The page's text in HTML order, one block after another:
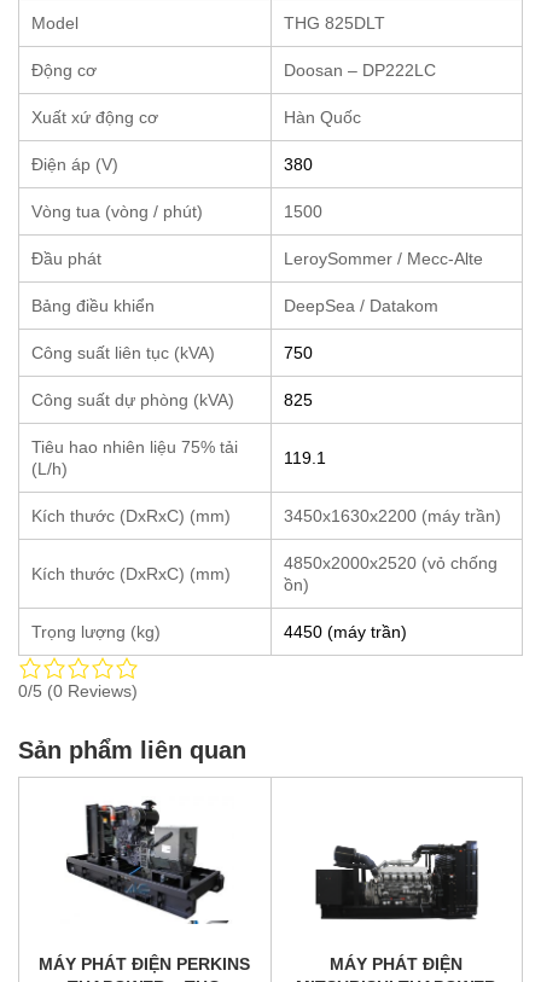
Model THG 825DLT
Động cơ Doosan – DP222LC
Xuất xứ động cơ Hàn Quốc
Điện áp (V) 380
Vòng tua (vòng / phút) 1500
Đầu phát LeroySommer / Mecc-Alte
Bảng điều khiển DeepSea / Datakom
Công suất liên tục (kVA) 750
Công suất dự phòng (kVA) 825
Tiêu hao nhiên liệu 75% tải
(L/h)
119.1
Kích thước (DxRxC) (mm) 3450x1630x2200 (máy trần)
Kích thước (DxRxC) (mm)
4850x2000x2520 (vỏ chống
ồn)
Trọng lượng (kg) 4450 (máy trần)
0/5 (0 Reviews)
Sản phẩm liên quan
MÁY PHÁT ĐIỆN PERKINS
MÁY PHÁT ĐIỆN